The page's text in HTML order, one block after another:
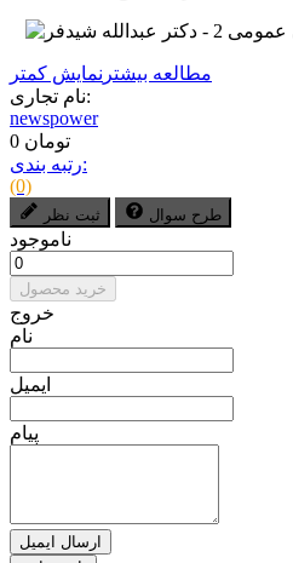
مطالعه بیشتر نمایش کمتر
نام تجاری:
newspower
0 تومان
رتبه بندی:
(0)
ثبت نظر طرح سوال
ناموجود
خرید محصول
خروج
نام
ایمیل
پیام
ارسال ایمیل